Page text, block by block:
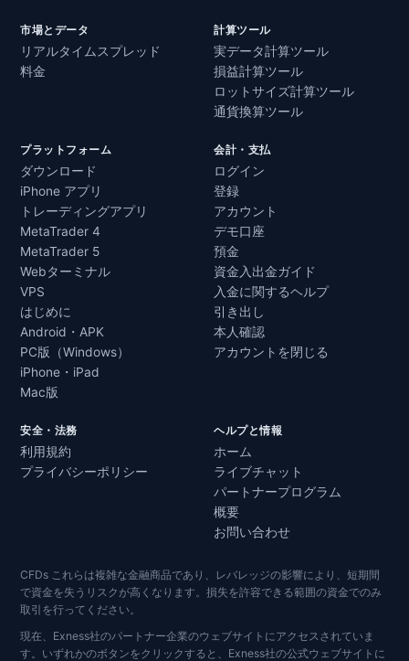
市場とデータ
リアルタイムスプレッド
料金
計算ツール
実データ計算ツール
損益計算ツール
ロットサイズ計算ツール
通貨換算ツール
プラットフォーム
ダウンロード
iPhone アプリ
トレーディングアプリ
MetaTrader 4
MetaTrader 5
Webターミナル
VPS
はじめに
Android・APK
PC版（Windows）
iPhone・iPad
Mac版
会計・支払
ログイン
登録
アカウント
デモ口座
預金
資金入出金ガイド
入金に関するヘルプ
引き出し
本人確認
アカウントを閉じる
安全・法務
利用規約
プライバシーポリシー
ヘルプと情報
ホーム
ライブチャット
パートナープログラム
概要
お問い合わせ
CFDs これらは複雑な金融商品であり、レバレッジの影響により、短期間
で資金を失うリスクが高くなります。損失を許容できる範囲の資金でのみ
取引を行ってください。
現在、Exness社のパートナー企業のウェブサイトにアクセスされていま
す。いずれかのボタンをクリックすると、Exness社の公式ウェブサイトに